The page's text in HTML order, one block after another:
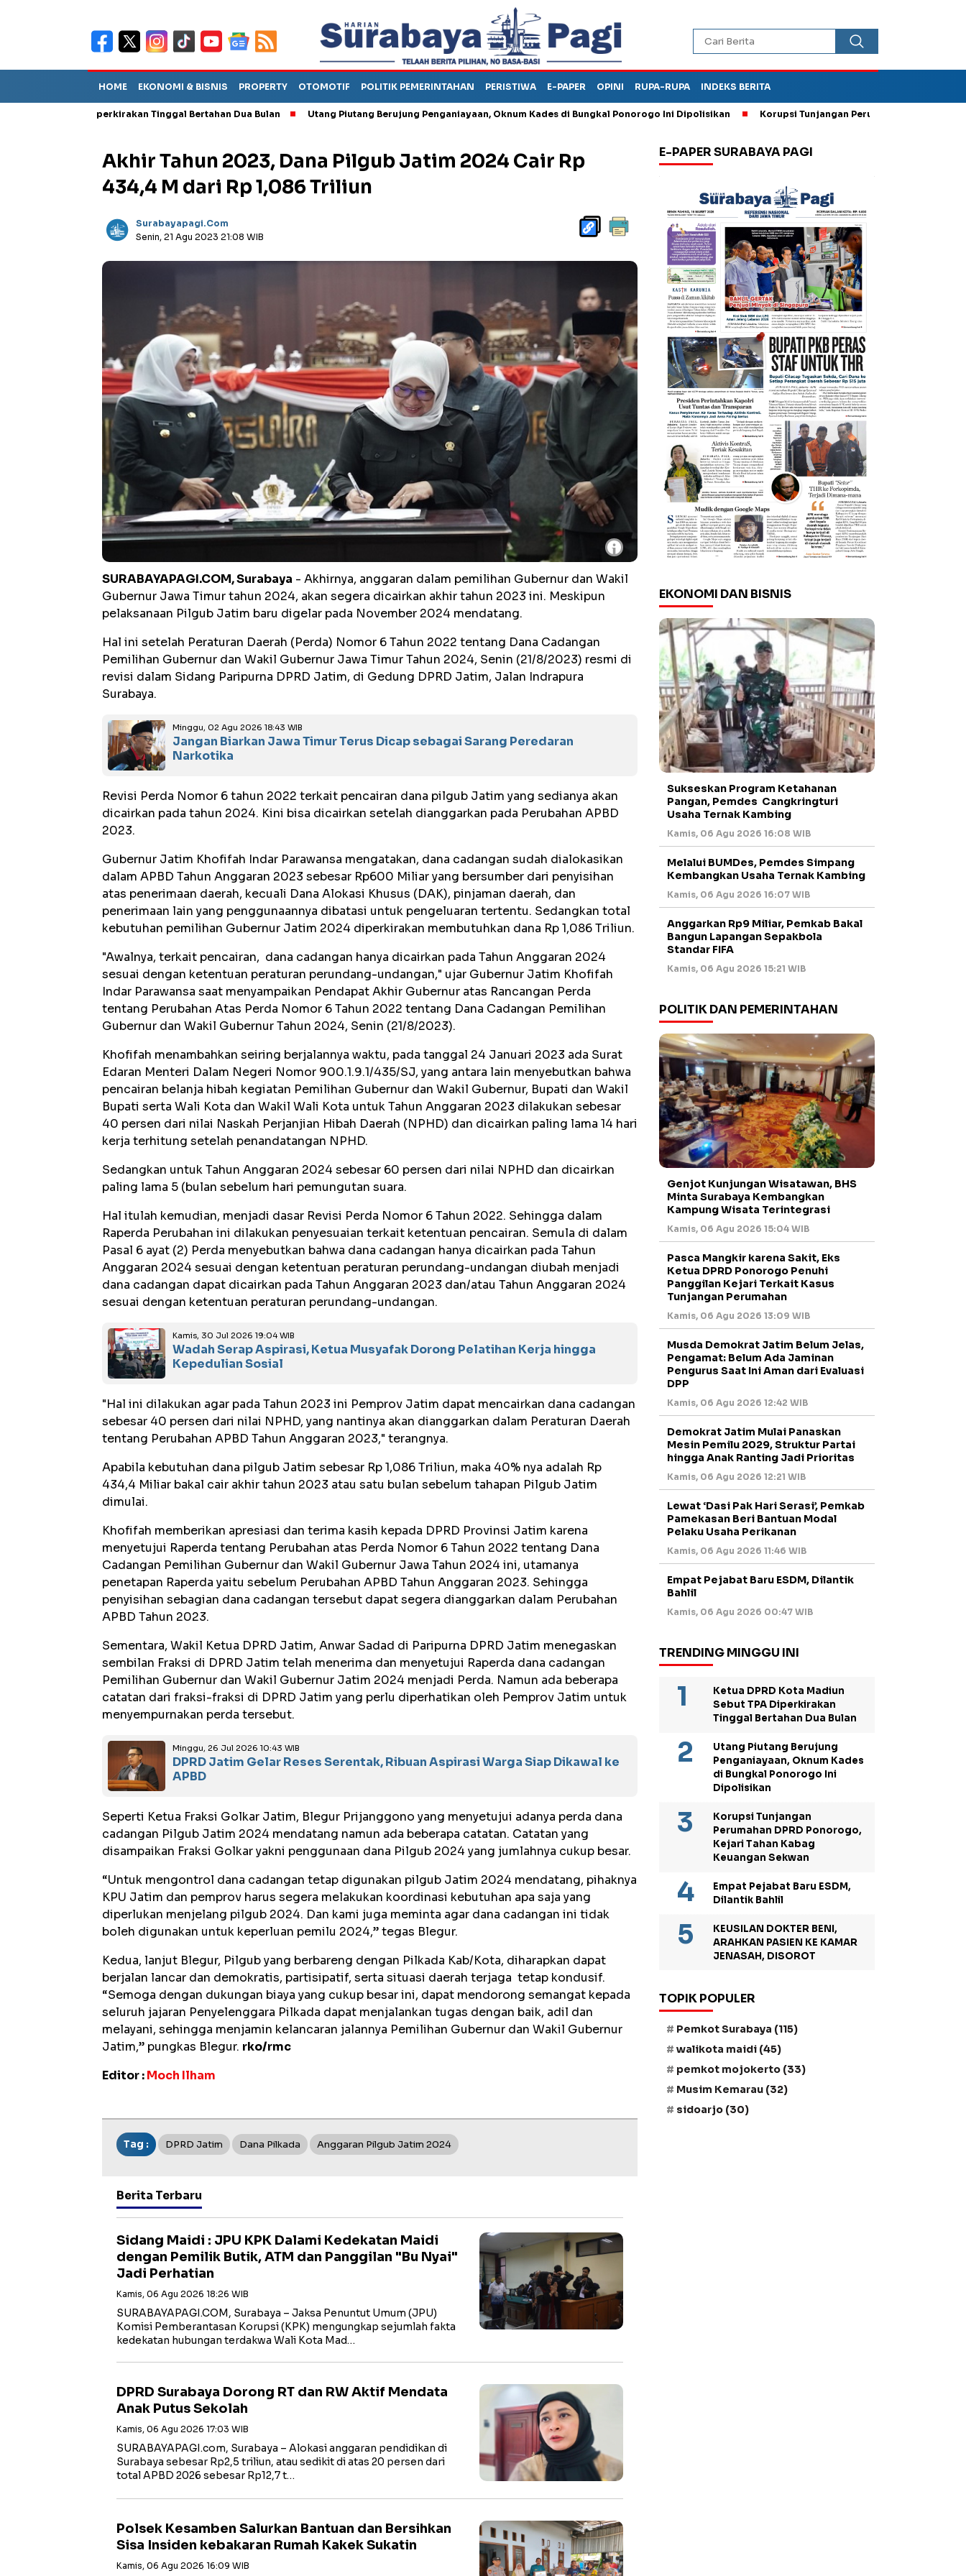
HOME EKONOMI & BISNIS PROPERTY OTOMOTIF POLITIK PEMERINTAHAN PERISTIWA E-PAPER OPINI RUPA-RUPA INDEKS BERITA
TPA Diperkirakan Tinggal Bertahan Dua Bulan Utang Piutang Berujung Penganiayaan, Oknum Kades di Bungkal Ponorogo Ini Dipolisikan Korupsi Tunjangan Perumahan DPRD Ponorogo,
Akhir Tahun 2023, Dana Pilgub Jatim 2024 Cair Rp
434,4 M dari Rp 1,086 Triliun
Surabayapagi.com
Senin, 21 Agu 2023 21:08 WIB
i
SURABAYAPAGI.COM, Surabaya - Akhirnya, anggaran dalam pemilihan Gubernur dan Wakil
Gubernur Jawa Timur tahun 2024, akan segera dicairkan akhir tahun 2023 ini. Meskipun
pelaksanaan Pilgub Jatim baru digelar pada November 2024 mendatang.
Hal ini setelah Peraturan Daerah (Perda) Nomor 6 Tahun 2022 tentang Dana Cadangan
Pemilihan Gubernur dan Wakil Gubernur Jawa Timur Tahun 2024, Senin (21/8/2023) resmi di
revisi dalam Sidang Paripurna DPRD Jatim, di Gedung DPRD Jatim, Jalan Indrapura
Surabaya.
Minggu, 02 Agu 2026 18:43 WIB
Jangan Biarkan Jawa Timur Terus Dicap sebagai Sarang Peredaran
Narkotika
Revisi Perda Nomor 6 tahun 2022 terkait pencairan dana pilgub Jatim yang sedianya akan
dicairkan pada tahun 2024. Kini bisa dicairkan setelah dianggarkan pada Perubahan APBD
2023.
Gubernur Jatim Khofifah Indar Parawansa mengatakan, dana cadangan sudah dialokasikan
dalam APBD Tahun Anggaran 2023 sebesar Rp600 Miliar yang bersumber dari penyisihan
atas penerimaan daerah, kecuali Dana Alokasi Khusus (DAK), pinjaman daerah, dan
penerimaan lain yang penggunaannya dibatasi untuk pengeluaran tertentu. Sedangkan total
kebutuhan pemilihan Gubernur Jatim 2024 diperkirakan membutuhkan dana Rp 1,086 Triliun.
"Awalnya, terkait pencairan, dana cadangan hanya dicairkan pada Tahun Anggaran 2024
sesuai dengan ketentuan peraturan perundang-undangan," ujar Gubernur Jatim Khofifah
Indar Parawansa saat menyampaikan Pendapat Akhir Gubernur atas Rancangan Perda
tentang Perubahan Atas Perda Nomor 6 Tahun 2022 tentang Dana Cadangan Pemilihan
Gubernur dan Wakil Gubernur Tahun 2024, Senin (21/8/2023).
Khofifah menambahkan seiring berjalannya waktu, pada tanggal 24 Januari 2023 ada Surat
Edaran Menteri Dalam Negeri Nomor 900.1.9.1/435/SJ, yang antara lain menyebutkan bahwa
pencairan belanja hibah kegiatan Pemilihan Gubernur dan Wakil Gubernur, Bupati dan Wakil
Bupati serta Wali Kota dan Wakil Wali Kota untuk Tahun Anggaran 2023 dilakukan sebesar
40 persen dari nilai Naskah Perjanjian Hibah Daerah (NPHD) dan dicairkan paling lama 14 hari
kerja terhitung setelah penandatangan NPHD.
Sedangkan untuk Tahun Anggaran 2024 sebesar 60 persen dari nilai NPHD dan dicairkan
paling lama 5 (bulan sebelum hari pemungutan suara.
Hal itulah kemudian, menjadi dasar Revisi Perda Nomor 6 Tahun 2022. Sehingga dalam
Raperda Perubahan ini dilakukan penyesuaian terkait ketentuan pencairan. Semula di dalam
Pasal 6 ayat (2) Perda menyebutkan bahwa dana cadangan hanya dicairkan pada Tahun
Anggaran 2024 sesuai dengan ketentuan peraturan perundang-undangan diubah menjadi
dana cadangan dapat dicairkan pada Tahun Anggaran 2023 dan/atau Tahun Anggaran 2024
sesuai dengan ketentuan peraturan perundang-undangan.
Kamis, 30 Jul 2026 19:04 WIB
Wadah Serap Aspirasi, Ketua Musyafak Dorong Pelatihan Kerja hingga
Kepedulian Sosial
"Hal ini dilakukan agar pada Tahun 2023 ini Pemprov Jatim dapat mencairkan dana cadangan
sebesar 40 persen dari nilai NPHD, yang nantinya akan dianggarkan dalam Peraturan Daerah
tentang Perubahan APBD Tahun Anggaran 2023," terangnya.
Apabila kebutuhan dana pilgub Jatim sebesar Rp 1,086 Triliun, maka 40% nya adalah Rp
434,4 Miliar bakal cair akhir tahun 2023 atau satu bulan sebelum tahapan Pilgub Jatim
dimulai.
Khofifah memberikan apresiasi dan terima kasih kepada DPRD Provinsi Jatim karena
menyetujui Raperda tentang Perubahan atas Perda Nomor 6 Tahun 2022 tentang Dana
Cadangan Pemilihan Gubernur dan Wakil Gubernur Jawa Tahun 2024 ini, utamanya
penetapan Raperda yaitu sebelum Perubahan APBD Tahun Anggaran 2023. Sehingga
penyisihan sebagian dana cadangan tersebut dapat segera dianggarkan dalam Perubahan
APBD Tahun 2023.
Sementara, Wakil Ketua DPRD Jatim, Anwar Sadad di Paripurna DPRD Jatim menegaskan
sembilan Fraksi di DPRD Jatim telah menerima dan menyetujui Raperda dana cadangan
Pemilihan Gubernur dan Wakil Gubernur Jatim 2024 menjadi Perda. Namun ada beberapa
catatan dari fraksi-fraksi di DPRD Jatim yang perlu diperhatikan oleh Pemprov Jatim untuk
menyempurnakan perda tersebut.
Minggu, 26 Jul 2026 10:43 WIB
DPRD Jatim Gelar Reses Serentak, Ribuan Aspirasi Warga Siap Dikawal ke
APBD
Seperti Ketua Fraksi Golkar Jatim, Blegur Prijanggono yang menyetujui adanya perda dana
cadangan Pilgub Jatim 2024 mendatang namun ada beberapa catatan. Catatan yang
disampaikan Fraksi Golkar yakni penggunaan dana Pilgub 2024 yang jumlahnya cukup besar.
“Untuk mengontrol dana cadangan tetap digunakan pilgub Jatim 2024 mendatang, pihaknya
KPU Jatim dan pemprov harus segera melakukan koordinasi kebutuhan apa saja yang
diperlukan menjelang pilgub 2024. Dan kami juga meminta agar dana cadangan ini tidak
boleh digunakan untuk keperluan pemilu 2024,” tegas Blegur.
Kedua, lanjut Blegur, Pilgub yang berbareng dengan Pilkada Kab/Kota, diharapkan dapat
berjalan lancar dan demokratis, partisipatif, serta situasi daerah terjaga tetap kondusif.
“Semoga dengan dukungan biaya yang cukup besar ini, dapat mendorong semangat kepada
seluruh jajaran Penyelenggara Pilkada dapat menjalankan tugas dengan baik, adil dan
melayani, sehingga menjamin kelancaran jalannya Pemilihan Gubernur dan Wakil Gubernur
Jatim,” pungkas Blegur. rko/rmc
Editor :Moch Ilham
Tag : DPRD Jatim Dana Pilkada Anggaran Pilgub Jatim 2024
Berita Terbaru
Sidang Maidi : JPU KPK Dalami Kedekatan Maidi
dengan Pemilik Butik, ATM dan Panggilan "Bu Nyai"
Jadi Perhatian
Kamis, 06 Agu 2026 18:26 WIB
‎SURABAYAPAGI.COM, Surabaya – Jaksa Penuntut Umum (JPU)
Komisi Pemberantasan Korupsi (KPK) mengungkap sejumlah fakta
kedekatan hubungan terdakwa Wali Kota Mad…
DPRD Surabaya Dorong RT dan RW Aktif Mendata
Anak Putus Sekolah
Kamis, 06 Agu 2026 17:03 WIB
SURABAYAPAGI.com, Surabaya – Alokasi anggaran pendidikan di
Surabaya sebesar Rp2,5 triliun, atau sedikit di atas 20 persen dari
total APBD 2026 sebesar Rp12,7 t…
Polsek Kesamben Salurkan Bantuan dan Bersihkan
Sisa Insiden kebakaran Rumah Kakek Sukatin
Kamis, 06 Agu 2026 16:09 WIB
E-PAPER SURABAYA PAGI
EKONOMI DAN BISNIS
Sukseskan Program Ketahanan
Pangan, Pemdes Cangkringturi
Usaha Ternak Kambing
Kamis, 06 Agu 2026 16:08 WIB
Melalui BUMDes, Pemdes Simpang
Kembangkan Usaha Ternak Kambing
Kamis, 06 Agu 2026 16:07 WIB
Anggarkan Rp9 Miliar, Pemkab Bakal
Bangun Lapangan Sepakbola
Standar FIFA
Kamis, 06 Agu 2026 15:21 WIB
POLITIK DAN PEMERINTAHAN
Genjot Kunjungan Wisatawan, BHS
Minta Surabaya Kembangkan
Kampung Wisata Terintegrasi
Kamis, 06 Agu 2026 15:04 WIB
Pasca Mangkir karena Sakit, Eks
Ketua DPRD Ponorogo Penuhi
Panggilan Kejari Terkait Kasus
Tunjangan Perumahan
Kamis, 06 Agu 2026 13:09 WIB
Musda Demokrat Jatim Belum Jelas,
Pengamat: Belum Ada Jaminan
Pengurus Saat Ini Aman dari Evaluasi
DPP
Kamis, 06 Agu 2026 12:42 WIB
Demokrat Jatim Mulai Panaskan
Mesin Pemilu 2029, Struktur Partai
hingga Anak Ranting Jadi Prioritas
Kamis, 06 Agu 2026 12:21 WIB
Lewat ‘Dasi Pak Hari Serasi’, Pemkab
Pamekasan Beri Bantuan Modal
Pelaku Usaha Perikanan
Kamis, 06 Agu 2026 11:46 WIB
Empat Pejabat Baru ESDM, Dilantik
Bahlil
Kamis, 06 Agu 2026 00:47 WIB
TRENDING MINGGU INI
Ketua DPRD Kota Madiun
Sebut TPA Diperkirakan
Tinggal Bertahan Dua Bulan
Utang Piutang Berujung
Penganiayaan, Oknum Kades
di Bungkal Ponorogo Ini
Dipolisikan
Korupsi Tunjangan
Perumahan DPRD Ponorogo,
Kejari Tahan Kabag
Keuangan Sekwan
Empat Pejabat Baru ESDM,
Dilantik Bahlil
KEUSILAN DOKTER BENI,
ARAHKAN PASIEN KE KAMAR
JENASAH, DISOROT
TOPIK POPULER
Pemkot Surabaya (115)
walikota maidi (45)
pemkot mojokerto (33)
Musim Kemarau (32)
sidoarjo (30)